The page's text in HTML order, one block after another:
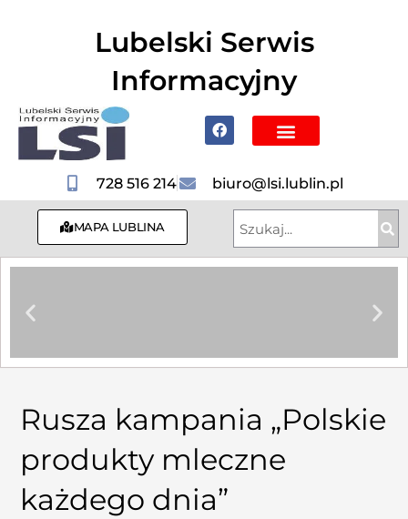
Lubelski Serwis
Informacyjny
728 516 214 biuro@lsi.lublin.pl
MAPA LUBLINA
Rusza kampania „Polskie
produkty mleczne
każdego dnia”